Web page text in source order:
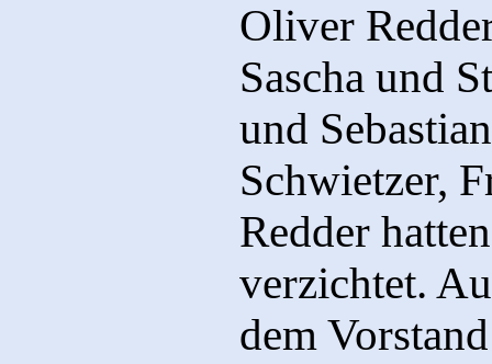
Oliver
Sascha und
und
Schwietzer,
Redder
verzichtet.
dem